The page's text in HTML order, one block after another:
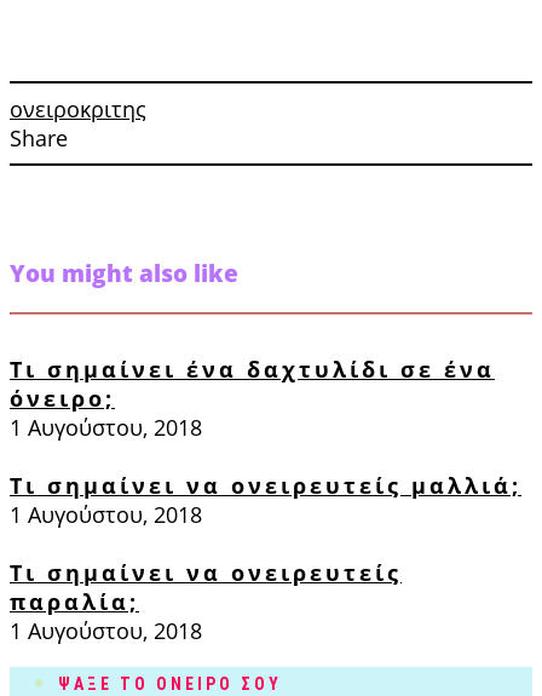
ονειροκριτης
Share
You might also like
Τι σημαίνει ένα δαχτυλίδι σε ένα
όνειρο;
1 Αυγούστου, 2018
Τι σημαίνει να ονειρευτείς μαλλιά;
1 Αυγούστου, 2018
Τι σημαίνει να ονειρευτείς
παραλία;
1 Αυγούστου, 2018
ΨΑΞΕ ΤΟ ΟΝΕΙΡΟ ΣΟΥ